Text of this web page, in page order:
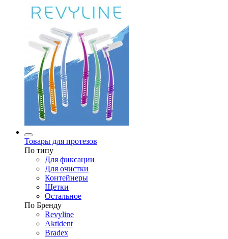
Товары для протезов
По типу
Для фиксации
Для очистки
Контейнеры
Щетки
Остальное
По Бренду
Revyline
Aktident
Bradex